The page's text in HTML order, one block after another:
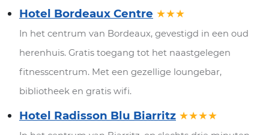
Hotel Bordeaux Centre ★★★
In het centrum van Bordeaux, gevestigd in een oud
herenhuis. Gratis toegang tot het naastgelegen
fitnesscentrum. Met een gezellige loungebar,
bibliotheek en gratis wifi.
Hotel Radisson Blu Biarritz ★★★★